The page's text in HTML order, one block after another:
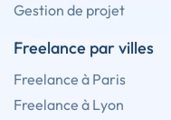
Gestion de projet
Freelance par villes
Freelance à Paris
Freelance à Lyon